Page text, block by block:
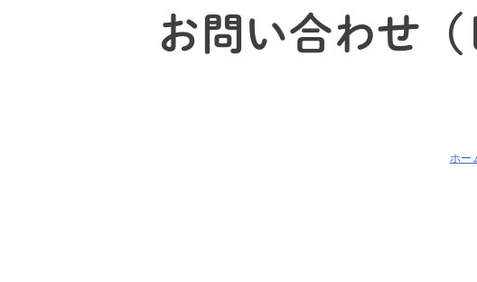
お問い合わせ
ホー